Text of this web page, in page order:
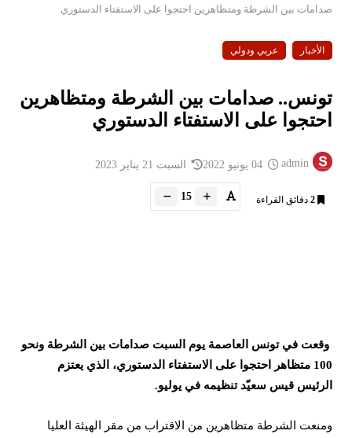
صدامات بين الشرطة ومتظاهرين احتجوا على الاستفتاء الدستوري
الأخبار عربي ودولي
تونس.. صدامات بين الشرطة ومتظاهرين
احتجوا على الاستفتاء الدستوري
admin السبت 21 يناير 2023
2 دقائق القراءة 15
وقعت في تونس العاصمة يوم السبت صدامات بين الشرطة ونحو
100 متظاهر احتجوا على الاستفتاء الدستوري، الذي يعتزم
الرئيس قيس سعيّد تنظيمه في يوليو.
ومنعت الشرطة متظاهرين من الاقتراب من مقر الهيئة العليا